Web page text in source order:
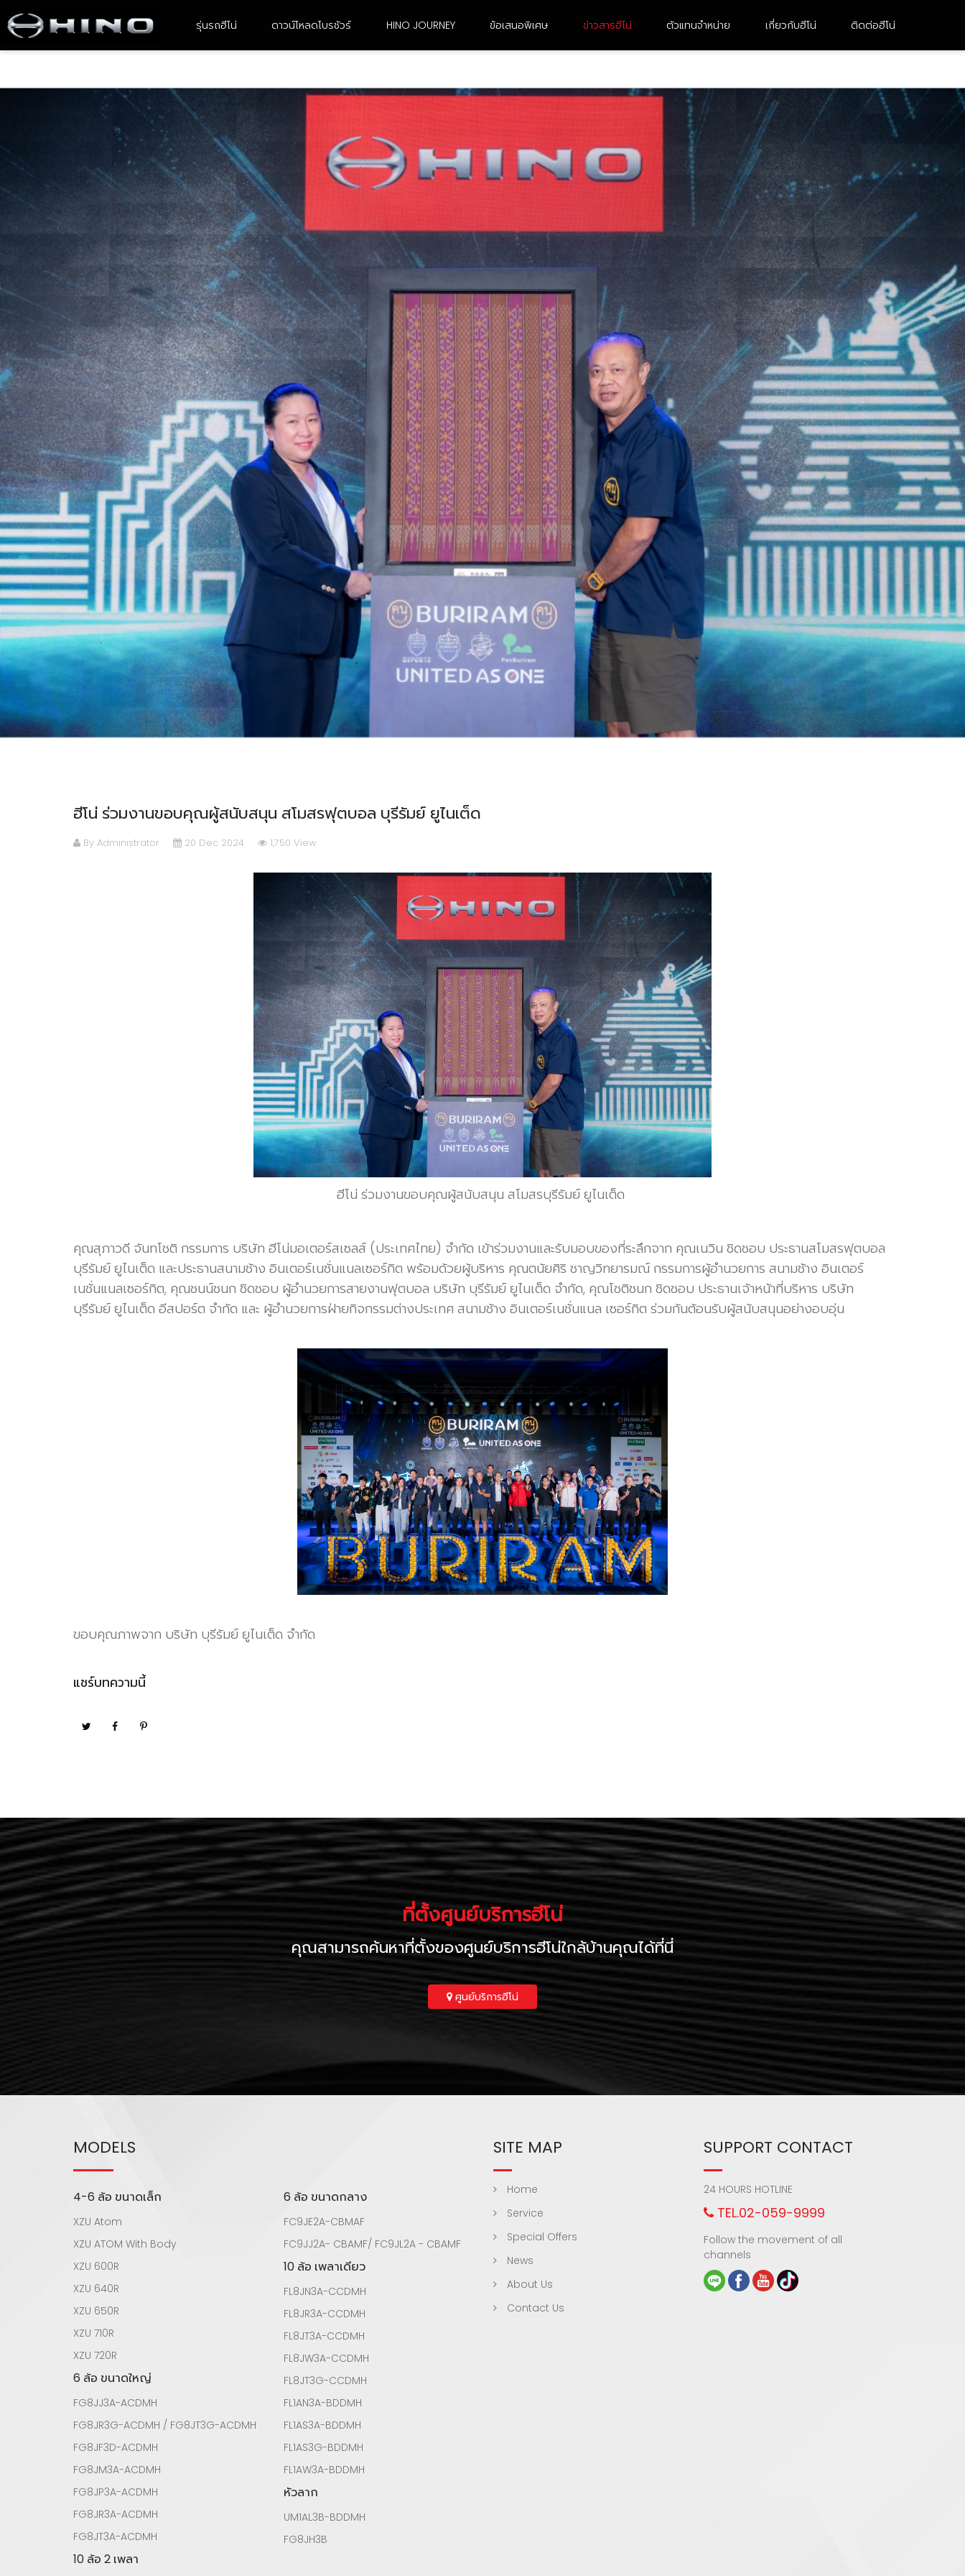
รุ่นรถฮีโน่
XZU 600R
XZU 650R
XZU 710R
XZU 720R
6 ล้อ ขนาดกลาง
FC9JE2A-CBMAF
FC9JJ2A- CBAMF/ FC9JL2A -
CBAMF
FG8JJ3A-ACDMH
FG8JR3G-ACDMH /
FG8JF3D-ACDMH
FG8JM3A-ACDMH
FG8JR3A-ACDMH
FG8JT3A-ACDMH
FL8JN3A-CCDMH
FL8JW3A-CCDMH
FL8JT3G-CCDMH
FL1AN3A-BDDMH
FL1AS3A-BDDMH
FL1AS3G-BDDMH
FL1AW3A-BDDMH
10 ล้อ 2 เพลา
FM8JN3D-CDDMH
FM1AN3D-BDDMH
FM1AK3M-BDDMH
FM1AN3D-BDDMH (M)
หัวลาก
UM1AL3B-BDDMH
FG8JH3B
ดาวน์โหลดโบรชัวร์ HINO JOURNEY ข้อเสนอพิเศษ ข่าวสารฮีโน่ ตัวแทนจำหน่าย เกี่ยวกับฮีโน่ ติดต่อฮีโน่
ฮีโน่ ร่วมงานขอบคุณผู้สนับสนุน สโมสรฟุตบอล บุรีรัมย์ ยูไนเต็ด
By Administrator 20 Dec 2024 1,750 View
ฮีโน่ ร่วมงานขอบคุณผู้สนับสนุน สโมสรบุรีรัมย์ ยูไนเต็ด
คุณสุภาวดี จันทโชติ กรรมการ บริษัท ฮีโน่มอเตอร์สเซลส์ (ประเทศไทย) จำกัด เข้าร่วมงานและรับมอบของที่ระลึกจาก คุณเนวิน ชิดชอบ ประธานสโมสรฟุตบอล
บุรีรัมย์ ยูไนเต็ด และประธานสนามช้าง อินเตอร์เนชั่นแนลเซอร์กิต พร้อมด้วยผู้บริหาร คุณตนัยศิริ ชาญวิทยารมณ์ กรรมการผู้อำนวยการ สนามช้าง อินเตอร์
เนชั่นแนลเซอร์กิต, คุณชนน์ชนก ชิดชอบ ผู้อำนวยการสายงานฟุตบอล บริษัท บุรีรัมย์ ยูไนเต็ด จำกัด, คุณโชติชนก ชิดชอบ ประธานเจ้าหน้าที่บริหาร บริษัท
บุรีรัมย์ ยูไนเต็ด อีสปอร์ต จำกัด และ ผู้อำนวยการฝ่ายกิจกรรมต่างประเทศ สนามช้าง อินเตอร์เนชั่นแนล เซอร์กิต ร่วมกันต้อนรับผู้สนับสนุนอย่างอบอุ่น
ขอบคุณภาพจาก บริษัท บุรีรัมย์ ยูไนเต็ด จำกัด
แชร์บทความนี้
ที่ตั้งศูนย์บริการฮีโน่
คุณสามารถค้นหาที่ตั้งของศูนย์บริการฮีโน่ใกล้บ้านคุณได้ที่นี่
ศูนย์บริการฮีโน่
MODELS
4-6 ล้อ ขนาดเล็ก
XZU Atom
XZU ATOM With Body
XZU 600R
XZU 640R
XZU 650R
XZU 710R
XZU 720R
6 ล้อ ขนาดใหญ่
FG8JJ3A-ACDMH
FG8JR3G-ACDMH / FG8JT3G-ACDMH
FG8JF3D-ACDMH
FG8JM3A-ACDMH
FG8JP3A-ACDMH
FG8JR3A-ACDMH
FG8JT3A-ACDMH
10 ล้อ 2 เพลา
6 ล้อ ขนาดกลาง
FC9JE2A-CBMAF
FC9JJ2A- CBAMF/ FC9JL2A - CBAMF
10 ล้อ เพลาเดียว
FL8JN3A-CCDMH
FL8JR3A-CCDMH
FL8JT3A-CCDMH
FL8JW3A-CCDMH
FL8JT3G-CCDMH
FL1AN3A-BDDMH
FL1AS3A-BDDMH
FL1AS3G-BDDMH
FL1AW3A-BDDMH
หัวลาก
UM1AL3B-BDDMH
FG8JH3B
SITE MAP
Home
Service
Special Offers
News
About Us
Contact Us
SUPPORT CONTACT
24 HOURS HOTLINE
TEL.02-059-9999
Follow the movement of all
channels